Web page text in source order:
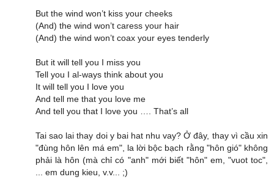
But the wind won’t kiss your cheeks
(And) the wind won’t caress your hair
(And) the wind won’t coax your eyes tenderly
But it will tell you I miss you
Tell you I al-ways think about you
It will tell you I love you
And tell me that you love me
And tell you that I love you …. That’s all
Tai sao lai thay doi y bai hat nhu vay? Ở đây, thay vì cầu xin
"đùng hôn lên má em", la lời bộc bạch rằng "hôn gió" không
phải là hôn (mà chỉ có "anh" mới biết "hôn" em, "vuot toc",
... em dung kieu, v.v... ;)